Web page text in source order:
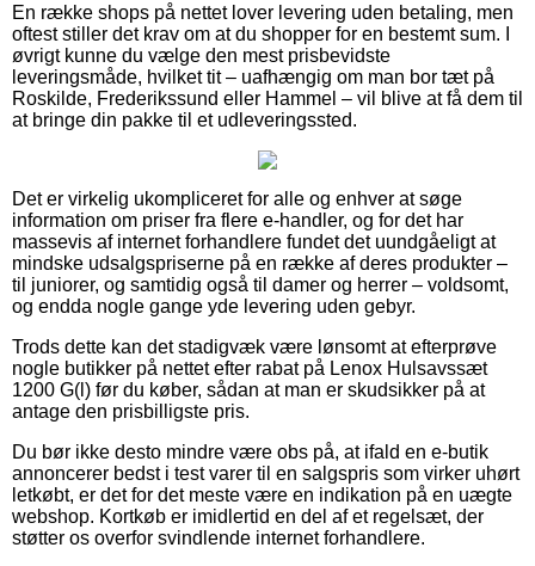
En række shops på nettet lover levering uden betaling, men
oftest stiller det krav om at du shopper for en bestemt sum. I
øvrigt kunne du vælge den mest prisbevidste
leveringsmåde, hvilket tit – uafhængig om man bor tæt på
Roskilde, Frederikssund eller Hammel – vil blive at få dem til
at bringe din pakke til et udleveringssted.
Det er virkelig ukompliceret for alle og enhver at søge
information om priser fra flere e-handler, og for det har
massevis af internet forhandlere fundet det uundgåeligt at
mindske udsalgspriserne på en række af deres produkter –
til juniorer, og samtidig også til damer og herrer – voldsomt,
og endda nogle gange yde levering uden gebyr.
Trods dette kan det stadigvæk være lønsomt at efterprøve
nogle butikker på nettet efter rabat på Lenox Hulsavssæt
1200 G(l) før du køber, sådan at man er skudsikker på at
antage den prisbilligste pris.
Du bør ikke desto mindre være obs på, at ifald en e-butik
annoncerer bedst i test varer til en salgspris som virker uhørt
letkøbt, er det for det meste være en indikation på en uægte
webshop. Kortkøb er imidlertid en del af et regelsæt, der
støtter os overfor svindlende internet forhandlere.